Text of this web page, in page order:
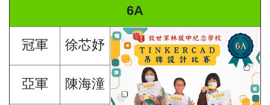
6A
冠軍 徐芯妤
亞軍 陳海潼